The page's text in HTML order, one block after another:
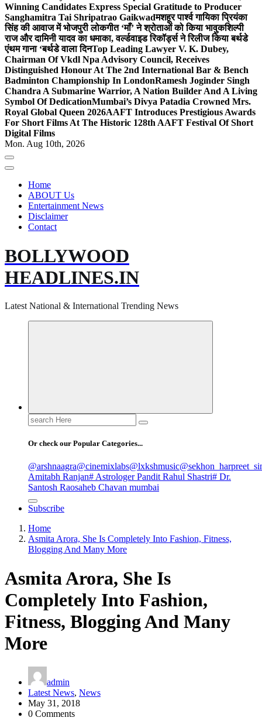
Winning Candidates Express Special Gratitude to Producer
Sanghamitra Tai Shripatrao Gaikwadमशहूर पार्श्व गायिका प्रियंका
सिंह की आवाज में भोजपुरी लोकगीत ‘माँ’ ने श्रोताओं को किया भावुकशिल्पी
राज और दामिनी यादव का धमाका, वर्ल्डवाइड रिकॉर्ड्स ने रिलीज किया बर्थडे
एंथम गाना ‘बर्थडे वाला दिनTop Leading Lawyer V. K. Dubey,
Chairman Of Vkdl Npa Advisory Council, Receives
Distinguished Honour At The 2nd International Bar & Bench
Badminton Championship In LondonRamesh Joginder Singh
Chandra A Submarine Warrior, A Nation Builder And A Living
Symbol Of DedicationMumbai’s Divya Patadia Crowned Mrs.
Royal Global Queen 2026AAFT Introduces Prestigious Awards
For Short Films At The Historic 128th AAFT Festival Of Short
Digital Films
Mon. Aug 10th, 2026
Home
ABOUT Us
Entertainment News
Disclaimer
Contact
BOLLYWOOD
HEADLINES.IN
Latest National & International Trending News
Search
for:
Or check our Popular Categories...
@arshnaagra@cinemixlabs@lxkshmusic
Amitabh Ranjan# Astrologer Pandit Rahul Shastri# Dr.
Santosh Raosaheb Chavan mumbai
Subscribe
Home
Asmita Arora, She Is Completely Into Fashion, Fitness,
Blogging And Many More
Asmita Arora, She Is
Completely Into Fashion,
Fitness, Blogging And Many
More
admin
Latest News, News
May 31, 2018
0 Comments